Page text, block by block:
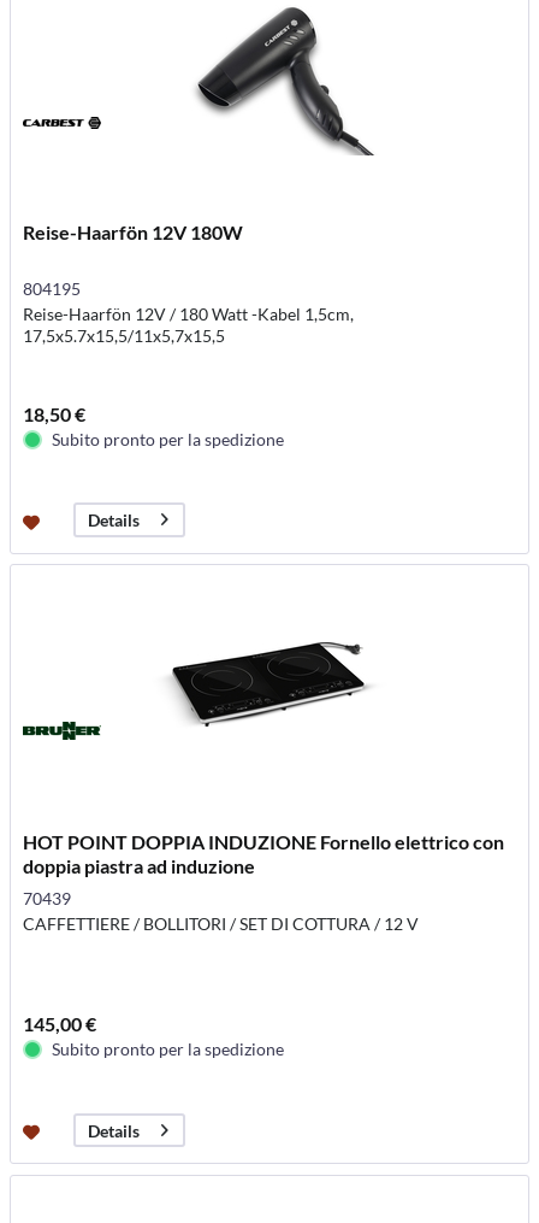
Reise-Haarfön 12V 180W
804195
Reise-Haarfön 12V / 180 Watt -Kabel 1,5cm,
17,5x5.7x15,5/11x5,7x15,5
18,50 €
Subito pronto per la spedizione
Details
HOT POINT DOPPIA INDUZIONE Fornello elettrico con
doppia piastra ad induzione
70439
CAFFETTIERE / BOLLITORI / SET DI COTTURA / 12 V
145,00 €
Subito pronto per la spedizione
Details